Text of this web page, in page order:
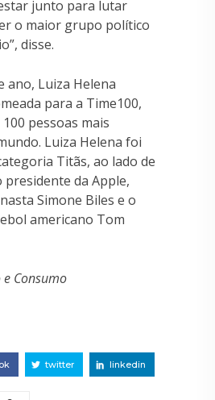
junto para lutar
o maior grupo político
disse.
ano, Luiza Helena
para a Time100,
pessoas mais
Luiza Helena foi
Titãs, ao lado de
presidente da Apple,
Simone Biles e o
americano Tom
Consumo
twitter linkedin